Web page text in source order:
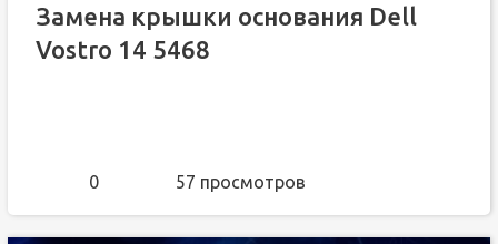
Замена крышки основания Dell
Vostro 14 5468
0 57 просмотров